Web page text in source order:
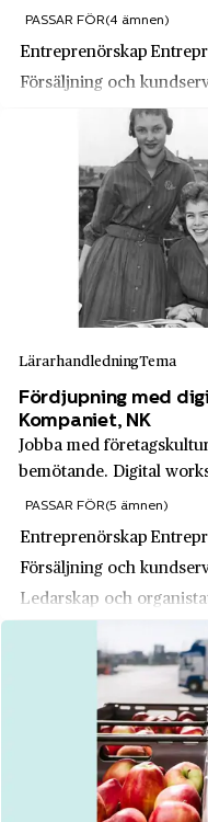
Högboverken
IBM
IBS
ICA Direkt
ICA Hemma
IKEA
Indiska
Industriaktiebolaget
Intentia
J & C.G. Bolinders
JM
JM Entreprenad
John Mattsons
Jungnerverken
Jönköpings
KappAhl
Karin Thunbergs
Karl M.
och startade något helt
svensk butikshistoria!
PASSAR FÖR(4 ämnen)
Entreprenörskap
Försäljning och
LärarhandledningTema
Fördjupning med
Kompaniet, NK
Jobba med
bemötande. Digital
undersöka, och
och det ledarskap och
PASSAR FÖR(5 ämnen)
Entreprenörskap
Försäljning och
Ledarskap och